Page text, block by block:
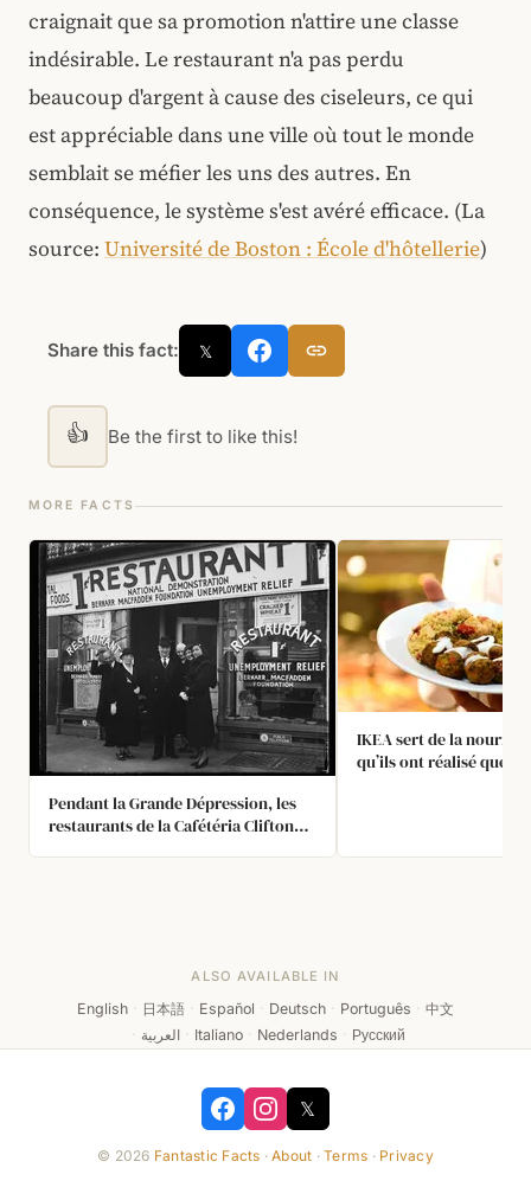
craignait que sa promotion n'attire une classe
indésirable. Le restaurant n'a pas perdu
beaucoup d'argent à cause des ciseleurs, ce qui
est appréciable dans une ville où tout le monde
semblait se méfier les uns des autres. En
conséquence, le système s'est avéré efficace. (La
source: Université de Boston : École d'hôtellerie)
Share this fact: 𝕏
👍 Be the first to like this!
MORE FACTS
Pendant la Grande Dépression, les
restaurants de la Cafétéria Clifton
IKEA sert de la
qu’ils ont réalisé que
bas absolu sur la
ALSO AVAILABLE IN
English · 日本語 · Español · Deutsch · Português · 中文
· العربية · Italiano · Nederlands · Русский
𝕏
© 2026 Fantastic Facts ·About ·Terms · Privacy